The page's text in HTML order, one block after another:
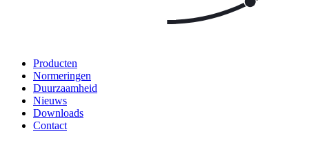
Producten
Normeringen
Duurzaamheid
Nieuws
Downloads
Contact